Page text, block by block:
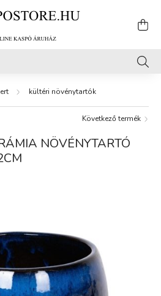
kültéri növénytartók
Következő termék
NÖVÉNYTARTÓ